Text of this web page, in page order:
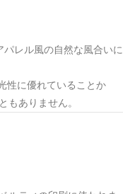
レル風の自然な風合いに
性に優れていることか
もありません。